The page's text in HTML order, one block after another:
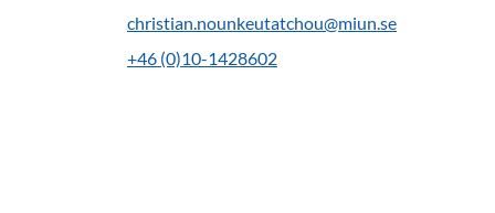
christian.nounkeutatchou@miun.se
+46 (0)10-1428602